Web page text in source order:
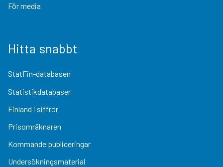
För media
Hitta snabbt
StatFin-databasen
Statistikdatabaser
Finland i siffror
Prisomräknaren
Kommande publiceringar
Undersökningsmaterial